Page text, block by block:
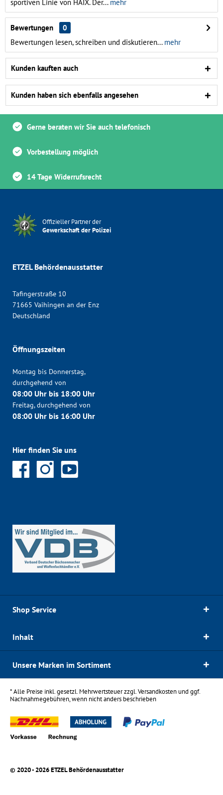
sportiven Linie von HAIX. Der...mehr
Bewertungen
0
Bewertungen lesen, schreiben und diskutieren...mehr
Kunden kauften auch
Kunden haben sich ebenfalls angesehen
Gerne beraten wir Sie auch telefonisch
Vorbestellung möglich
14 Tage Widerrufsrecht
Offizieller Partner der
Gewerkschaft der Polizei
ETZEL Behördenausstatter
Tafingerstraße 10
71665 Vaihingen an der Enz
Deutschland
Öffnungszeiten
Montag bis Donnerstag,
durchgehend von
08:00 Uhr bis 18:00 Uhr
Freitag, durchgehend von
08:00 Uhr bis 16:00 Uhr
Hier finden Sie uns
Shop Service
Inhalt
Unsere Marken im Sortiment
* Alle Preise inkl. gesetzl. Mehrwertsteuer zzgl.Versandkostenund ggf.
Nachnahmegebühren, wenn nicht anders beschrieben
© 2020 - 2026 ETZEL Behördenausstatter